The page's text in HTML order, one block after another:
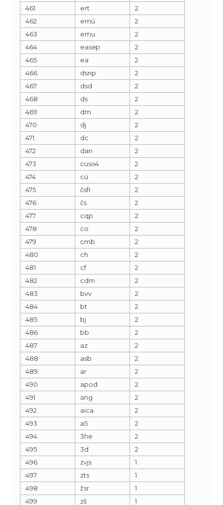
461
ert
2
462
emú
2
463
emu
2
464
easep
2
465
ea
2
466
dsnp
2
467
dsd
2
468
ds
2
469
dm
2
470
dj
2
471
dc
2
472
dan
2
473
cuso4
2
474
cú
2
475
čsfr
2
476
čs
2
477
cqp
2
478
co
2
479
cmb
2
480
ch
2
481
cf
2
482
cdm
2
483
bvv
2
484
bt
2
485
bj
2
486
bb
2
487
az
2
488
asb
2
489
ar
2
490
apod
2
491
ang
2
492
aica
2
493
a5
2
494
3he
2
495
3d
2
496
zvjs
1
497
zts
1
498
žsr
1
499
zš
1